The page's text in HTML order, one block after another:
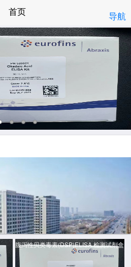
首页 导航
腹泻性贝类毒素(DSP)ELISA 检测试剂盒